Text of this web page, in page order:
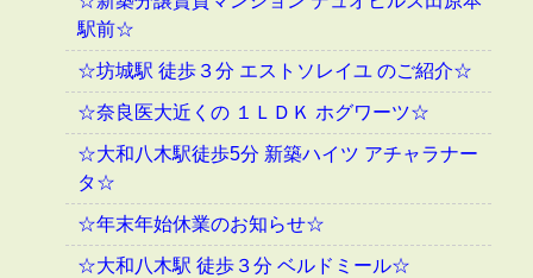
駅前☆
☆坊城駅 徒歩３分 エストソレイユ のご紹介☆
☆奈良医大近くの １ＬＤＫ ホグワーツ☆
☆大和八木駅徒歩5分 新築ハイツ アチャラナー
タ☆
☆年末年始休業のお知らせ☆
☆大和八木駅 徒歩３分 ベルドミール☆